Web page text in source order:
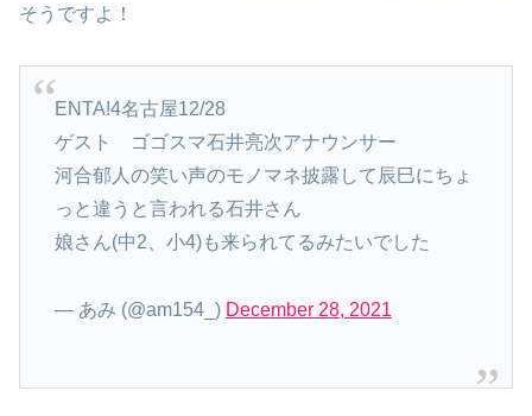
そうですよ！
ENTA!4名古屋12/28
ゲスト ゴゴスマ石井亮次アナウンサー
河合郁人の笑い声のモノマネ披露して辰巳にちょ
っと違うと言われる石井さん
娘さん(中2、小4)も来られてるみたいでした
— あみ (@am154_) December 28, 2021